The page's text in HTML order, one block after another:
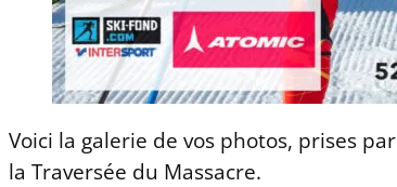
Voici la galerie de vos photos, prises par
la Traversée du Massacre.